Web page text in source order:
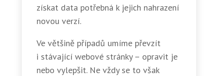
získat data potřebná k jejich nahrazení
novou verzí.
Ve většině případů umíme převzít
i stávající webové stránky – opravit je
nebo vylepšit. Ne vždy se to však